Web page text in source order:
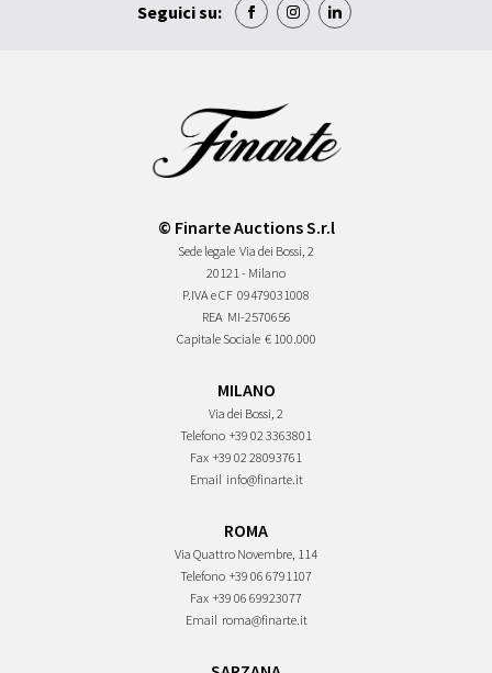
Seguici su:
© Finarte Auctions S.r.l
Sede legale Via dei Bossi, 2
20121 - Milano
P.IVA e CF 09479031008
REA MI-2570656
Capitale Sociale € 100.000
MILANO
Via dei Bossi, 2
Telefono +39 02 3363801
Fax +39 02 28093761
Email info@finarte.it
ROMA
Via Quattro Novembre, 114
Telefono +39 06 6791107
Fax +39 06 69923077
Email roma@finarte.it